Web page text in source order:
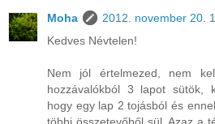
Moha
2012. november 20.
Kedves Névtelen!
Nem jól értelmezed, nem
hozzávalókból 3 lapot sütök,
hogy egy lap 2 tojásból és